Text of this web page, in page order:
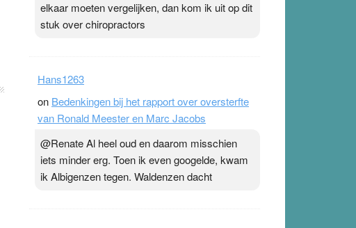
elkaar moeten vergelijken, dan kom ik uit op dit
stuk over chiropractors
Hans1263
on Bedenkingen bij het rapport over oversterfte
van Ronald Meester en Marc Jacobs
@Renate Al heel oud en daarom misschien
iets minder erg. Toen ik even googelde, kwam
ik Albigenzen tegen. Waldenzen dacht